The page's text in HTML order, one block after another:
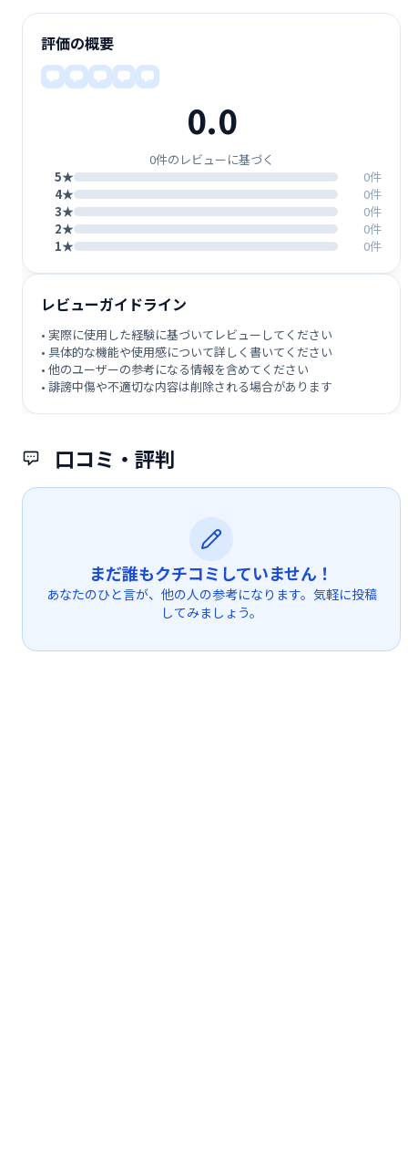
口コミ・評判
まだ誰もクチコミしていません！
あなたのひと言が、他の人の参考になります。気軽に投稿
してみましょう。
評価の概要
0.0
0件のレビューに基づく
5★
0件
4★
0件
3★
0件
2★
0件
1★
0件
レビューガイドライン
• 実際に使用した経験に基づいてレビューしてください
• 具体的な機能や使用感について詳しく書いてください
• 他のユーザーの参考になる情報を含めてください
• 誹謗中傷や不適切な内容は削除される場合があります